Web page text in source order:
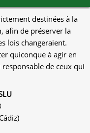
destinées à la
afin de préserver la
lois changeraient.
quiconque à agir en
de ceux qui